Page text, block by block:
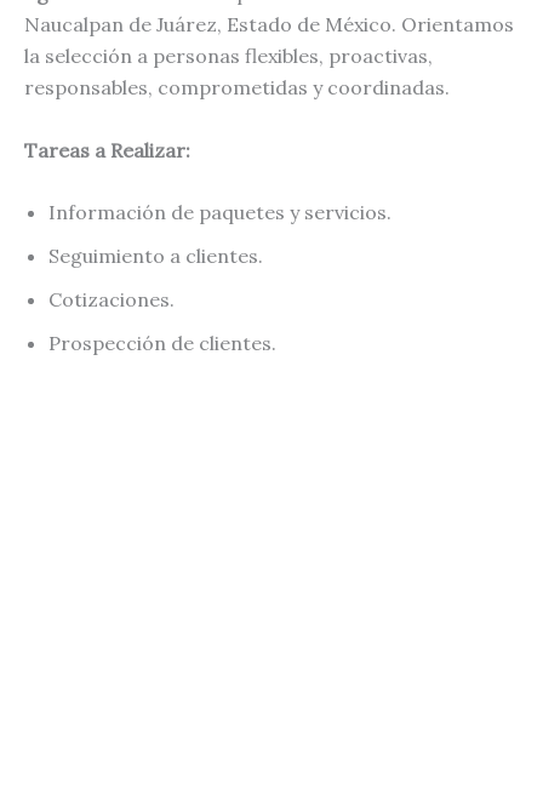
Naucalpan de Juárez, Estado de México. Orientamos
la selección a personas flexibles, proactivas,
responsables, comprometidas y coordinadas.
Tareas a Realizar:
Información de paquetes y servicios.
Seguimiento a clientes.
Cotizaciones.
Prospección de clientes.